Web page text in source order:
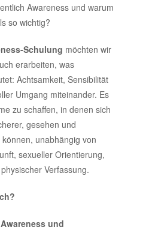
Awareness und warum
so wichtig?
Schulung möchten wir
erarbeiten, was
Achtsamkeit, Sensibilität
Umgang miteinander. Es
zu schaffen, in denen sich
gesehen und
unabhängig von
sexueller Orientierung,
Verfassung.
und